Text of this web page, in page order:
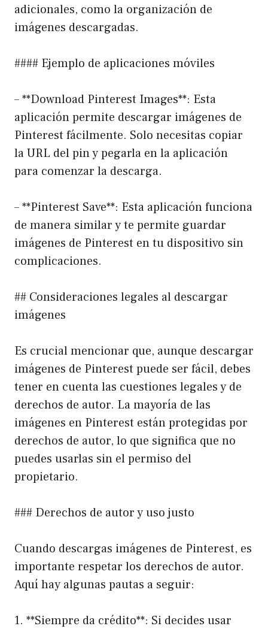
adicionales, como la organización de
imágenes descargadas.
#### Ejemplo de aplicaciones móviles
– **Download Pinterest Images**: Esta
aplicación permite descargar imágenes de
Pinterest fácilmente. Solo necesitas copiar
la URL del pin y pegarla en la aplicación
para comenzar la descarga.
– **Pinterest Save**: Esta aplicación funciona
de manera similar y te permite guardar
imágenes de Pinterest en tu dispositivo sin
complicaciones.
## Consideraciones legales al descargar
imágenes
Es crucial mencionar que, aunque descargar
imágenes de Pinterest puede ser fácil, debes
tener en cuenta las cuestiones legales y de
derechos de autor. La mayoría de las
imágenes en Pinterest están protegidas por
derechos de autor, lo que significa que no
puedes usarlas sin el permiso del
propietario.
### Derechos de autor y uso justo
Cuando descargas imágenes de Pinterest, es
importante respetar los derechos de autor.
Aquí hay algunas pautas a seguir:
1. **Siempre da crédito**: Si decides usar